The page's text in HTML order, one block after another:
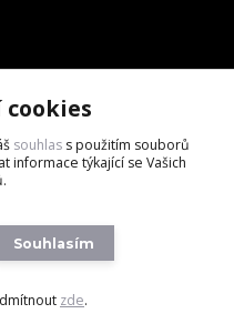
cookies
souhlas s použitím souborů
informace týkající se Vašich
Souhlasím
zde.